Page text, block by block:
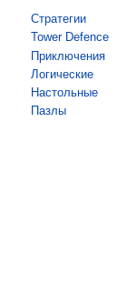
Стратегии
Tower Defence
Приключения
Логические
Настольные
Пазлы